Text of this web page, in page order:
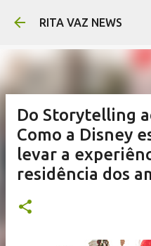
Pular para o
RITA VAZ NEWS
Do Storytelling
Como a Disney
levar a
residência dos